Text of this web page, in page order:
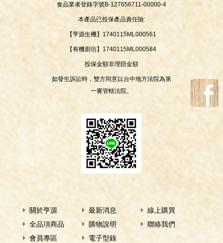
食品業者登錄字號B-127656711-00000-4
本產品已投保產品責任險:
【亨源生機】1740115ML000561
【有機廚坊】1740115ML000584
投保金額非理賠金額
如發生訴訟時，雙方同意以台中地方法院為第
一審管轄法院。
關於亨源 最新消息
線上購買
全品項商品
購物說明
聯絡我們
會員專區
電子型錄